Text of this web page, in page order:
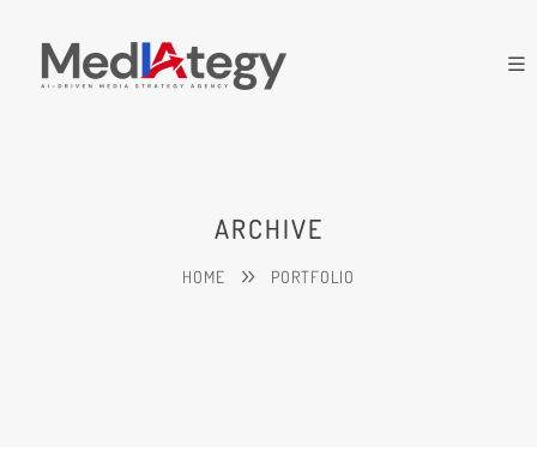
ARCHIVE
HOME PORTFOLIO